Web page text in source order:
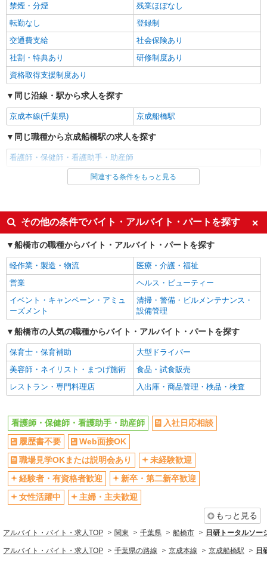
キープ 詳細を見る
派遣社員
株式会社メディカル・ワン・アップ
看護助手
時給1,450円 ※資格、経験により異なります。
千葉県船橋市
キープ 詳細を見る
派遣社員
看護助手（院内サポーター）
キープ 詳細を見る
派遣社員
株式会社kotrio /●SW-H2-2098882
北習志野駅＊サ高住＊シフト融通が利くため子
育て世代から大人気♪
時給2400円〜3000円 ＜日払い有/週払い有/交
通費全支給(ガソリン代含む)＞
キープ 詳細を見る
紹介予定派遣
介護老人保健施設での夜専看護師
1夜勤：39000円〜 ※資格や経験などによる
千葉県船橋市
キープ 詳細を見る
派遣社員
特別養護老人ホームでの看護師
時給：1800円〜 ※資格や経験などによる
禁煙・分煙
残業ほぼなし
転勤なし
登録制
交通費支給
社会保険あり
社割・特典あり
研修制度あり
資格取得支援制度あり
同じ沿線・駅から求人を探す
京成本線(千葉県) 京成船橋駅
同じ職種から京成船橋駅の求人を探す
看護師・保健師・看護助手・助産師
同じ雇用形態から京成船橋駅の求人を探す
派遣社員
同じ特徴から京成船橋駅の求人を探す
入社日応相談
履歴書不要
Web面接OK
職場見学OKまたは説明会あり
未経験歓迎
経験者・有資格者歓迎
新卒・第二新卒歓迎
女性活躍中
主婦・主夫歓迎
フリーター歓迎
学歴不問
ブランクOK
ミドル（40代～）活躍中
エルダー（50代～）活躍中
シニア（60代～）活躍中
昇給あり
週払い
週2～3日勤務OK
時間や曜日が選べる・シフト自由
深夜
禁煙・分煙
転勤なし
登録制
交通費支給
社会保険あり
社割・特典あり
研修制度あり
同じ職種から求人を探す
関連する条件をもっと見る
その他の条件でバイト・アルバイト・パートを探す
船橋市の職種からバイト・アルバイト・パートを探す
軽作業・製造・物流
医療・介護・福祉
営業
ヘルス・ビューティー
イベント・キャンペーン・アミュ
ーズメント
清掃・警備・ビルメンテナンス・
設備管理
船橋市の人気の職種からバイト・アルバイト・パートを探す
保育士・保育補助
大型ドライバー
美容師・ネイリスト・まつげ施術
食品・試食販売
レストラン・専門料理店
入出庫・商品管理・検品・検査
看護師・保健師・看護助手・助産師
入社日応相談
履歴書不要
Web面接OK
職場見学OKまたは説明会あり
未経験歓迎
経験者・有資格者歓迎
新卒・第二新卒歓迎
女性活躍中
主婦・主夫歓迎
もっと見る
アルバイト・バイト・求人TOP 関東 千葉県 船橋市 日研トータルソ
アルバイト・バイト・求人TOP 千葉県の路線 京成本線 京成船橋駅 日